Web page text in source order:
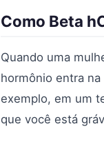
Como Beta
Quando uma
hormônio entra
exemplo, em um
que você está